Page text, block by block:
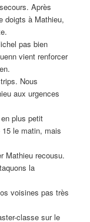
Après
doigts à Mathieu,
pas bien
vient renforcer
Nous
aux urgences
plus petit
le matin, mais
Mathieu recousu.
la
voisines pas très
classe sur le